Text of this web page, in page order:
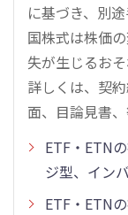
に基づき、別
国株式は株価
失が生じるおそ
詳しくは、契
面、目論見書
ETF・ETN
ジ型、イン
ETF・ETN